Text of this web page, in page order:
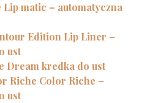
Lip matic – automatyczna
Edition Lip Liner –
ust
Dream kredka do ust
Riche Color Riche –
ust